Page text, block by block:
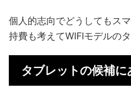
個人的志向でどうしてもス
持費も考えてWIFIモデルの
タブレットの候補